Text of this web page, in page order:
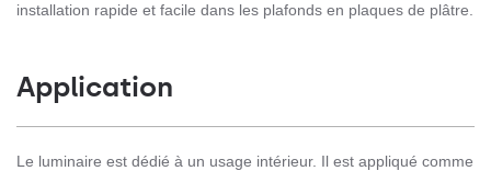
installation rapide et facile dans les plafonds en plaques de plâtre.
Application
Le luminaire est dédié à un usage intérieur. Il est appliqué comme